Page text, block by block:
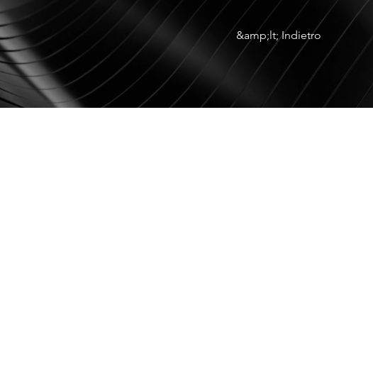
&amp;lt; Indietro